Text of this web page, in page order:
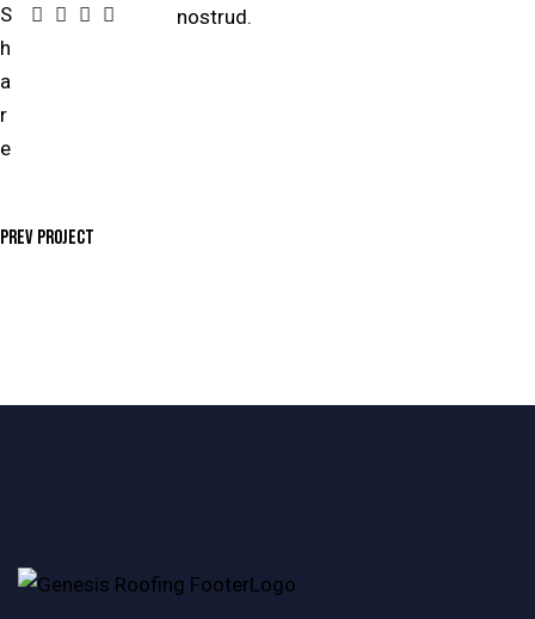
S
h
a
r
e
nostrud.
Prev Project